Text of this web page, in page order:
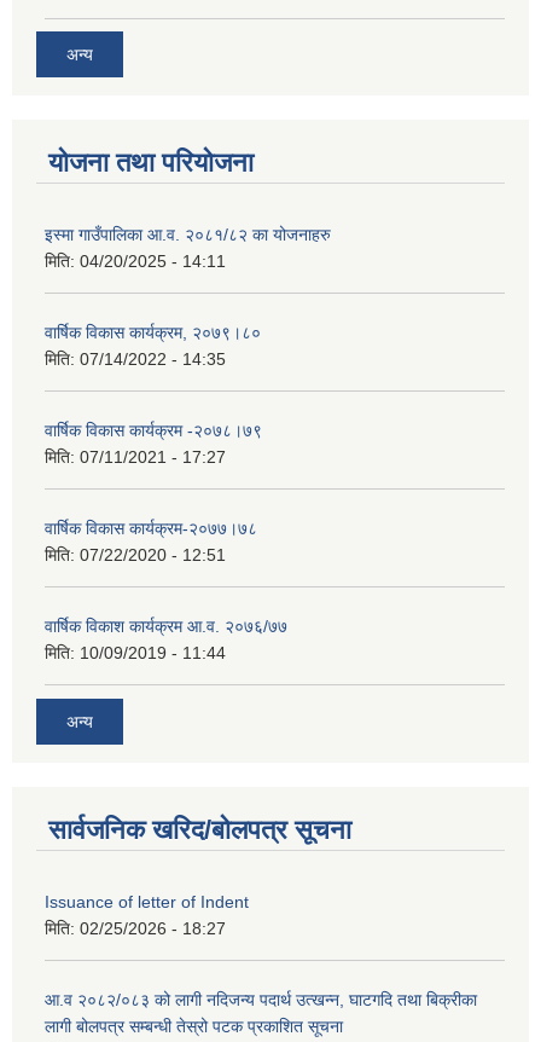
अन्य
योजना तथा परियोजना
इस्मा गाउँपालिका आ.व. २०८१/८२ का योजनाहरु
मिति: 04/20/2025 - 14:11
वार्षिक विकास कार्यक्रम, २०७९।८०
मिति: 07/14/2022 - 14:35
वार्षिक विकास कार्यक्रम -२०७८।७९
मिति: 07/11/2021 - 17:27
वार्षिक विकास कार्यक्रम-२०७७।७८
मिति: 07/22/2020 - 12:51
वार्षिक विकाश कार्यक्रम आ.व. २०७६/७७
मिति: 10/09/2019 - 11:44
अन्य
सार्वजनिक खरिद/बोलपत्र सूचना
Issuance of letter of Indent
मिति: 02/25/2026 - 18:27
आ.व २०८२/०८३ को लागी नदिजन्य पदार्थ उत्खन्न, घाटगदि तथा बिक्रीका
लागी बोलपत्र सम्बन्धी तेस्रो पटक प्रकाशित सूचना